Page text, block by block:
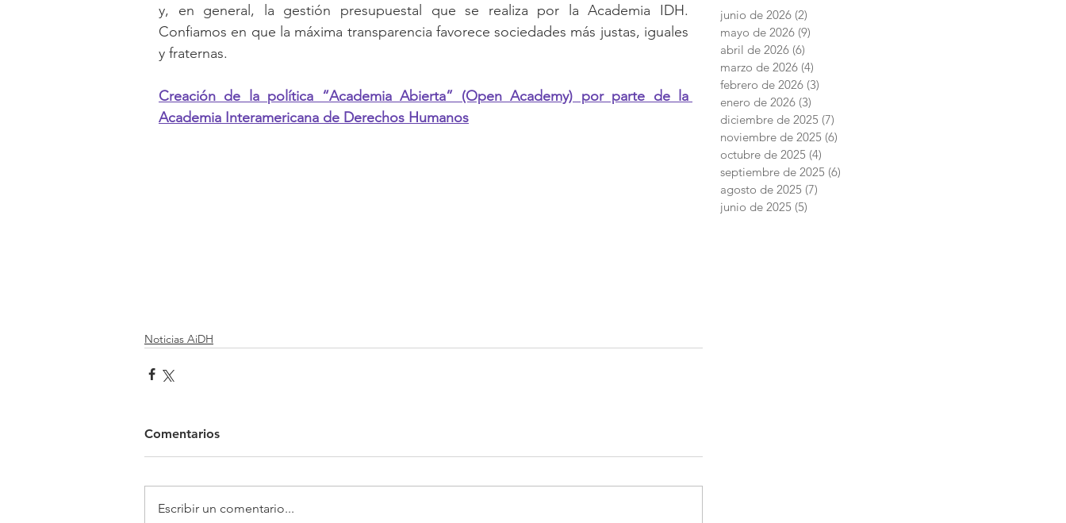
y, en general, la gestión presupuestal que se realiza por la Academia IDH.
Confiamos en que la máxima transparencia favorece sociedades más justas, iguales
y fraternas.
Creación de la política “Academia Abierta” (Open Academy) por parte de la
Academia Interamericana de Derechos Humanos
Noticias AiDH
Comentarios
Escribir un comentario...
junio de 2026 (2)
mayo de 2026 (9)
abril de 2026 (6)
marzo de 2026 (4)
febrero de 2026 (3)
enero de 2026 (3)
diciembre de 2025 (7)
noviembre de 2025 (6)
octubre de 2025 (4)
septiembre de 2025 (6)
agosto de 2025 (7)
junio de 2025 (5)